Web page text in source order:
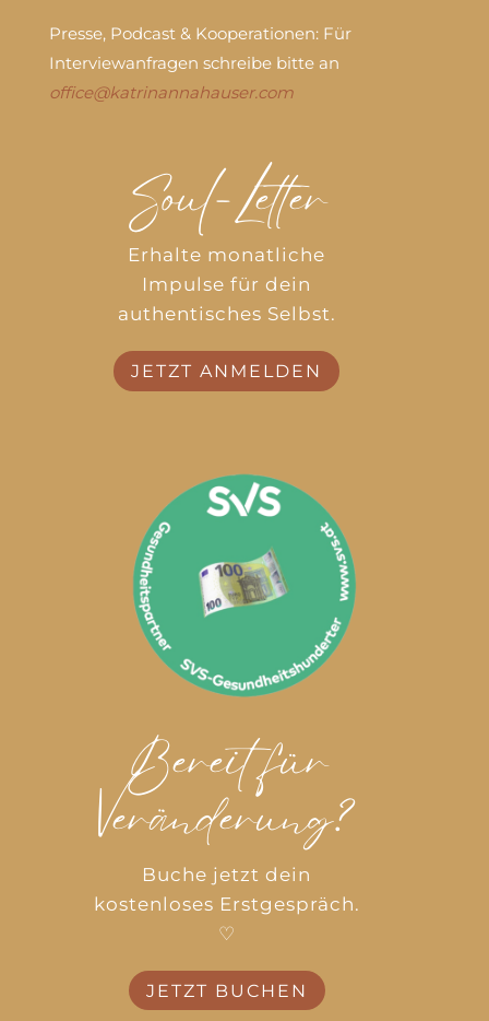
Presse, Podcast & Kooperationen:Für
Interviewanfragen schreibe bitte an
office@katrinannahauser.com
Soul-Letter
Erhalte monatliche
Impulse für dein
authentisches Selbst.
JETZT ANMELDEN
Bereit für
Veränderung?
Buche jetzt dein
kostenloses Erstgespräch.
♡
JETZT BUCHEN